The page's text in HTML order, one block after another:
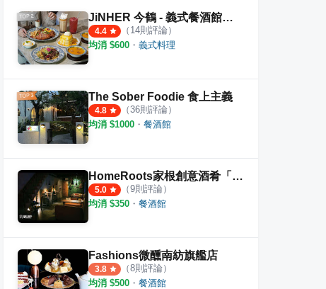
JiNHER 今鶴 - 義式餐酒館台南安平店
4.4 （ 14則評論）
均消 $600 ・ 義式料理
The Sober Foodie 食上主義
4.8 （36則評論）
均消 $1000 ・ 餐酒館
HomeRoots家根創意酒肴「燒烤餐廳」
5.0 （9則評論）
均消 $350 ・ 餐酒館
Fashions微醺南紡旗艦店
3.8 （8則評論）
均消 $500 ・ 餐酒館